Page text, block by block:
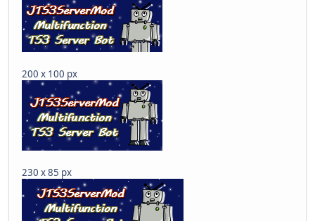
200 x 100 px
230 x 85 px